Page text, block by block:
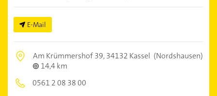
E-Mail
Am Krümmershof 39,34132 Kassel (Nordshausen)
14,4 km
0561 2 08 38 00